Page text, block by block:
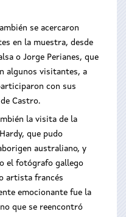
se acercaron
en la muestra, desde
o Jorge Perianes, que
algunos visitantes, a
con sus
Castro.
la visita de la
que pudo
australiano, y
el fotógrafo gallego
artista francés
emocionante fue la
que se reencontró